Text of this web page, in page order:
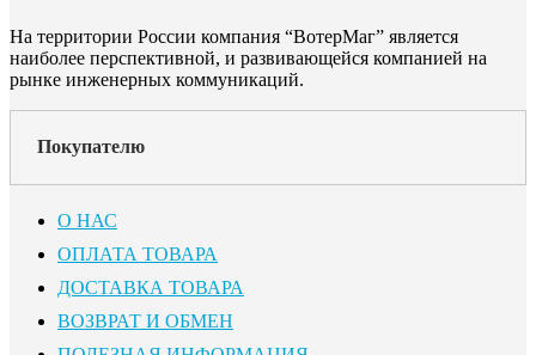
На территории России компания “ВотерМаг” является
наиболее перспективной, и развивающейся компанией на
рынке инженерных коммуникаций.
Покупателю
О НАС
ОПЛАТА ТОВАРА
ДОСТАВКА ТОВАРА
ВОЗВРАТ И ОБМЕН